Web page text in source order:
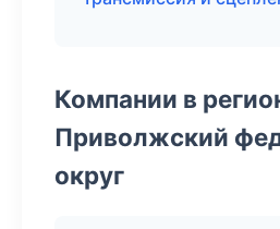
Компании в
Приволжский
округ